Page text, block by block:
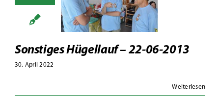
– 22-
2013
Sonstiges Hügellauf – 22-06-2013
30. April 2022
Weiterlesen